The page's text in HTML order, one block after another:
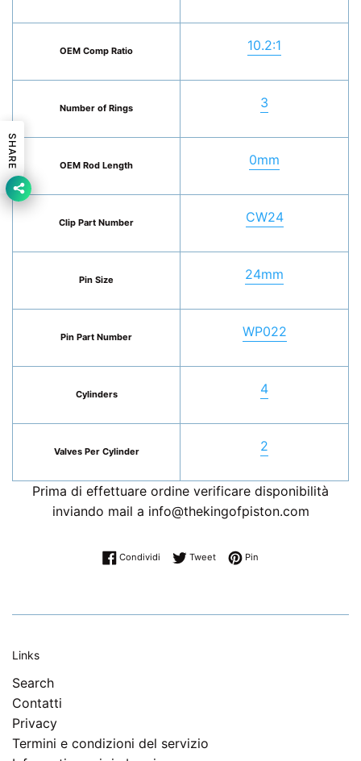
OEM Comp Ratio 10.2:1
Number of Rings 3
OEM Rod Length 0mm
Clip Part Number CW24
Pin Size 24mm
Pin Part Number WP022
Cylinders 4
Valves Per Cylinder 2
Prima di effettuare ordine verificare disponibilità
inviando mail a info@thekingofpiston.com
Condividi Condividi su Facebook
TweetTwitta su Twitter
Pin
Links
Search
Contatti
Privacy
Termini e condizioni del servizio
SHARE